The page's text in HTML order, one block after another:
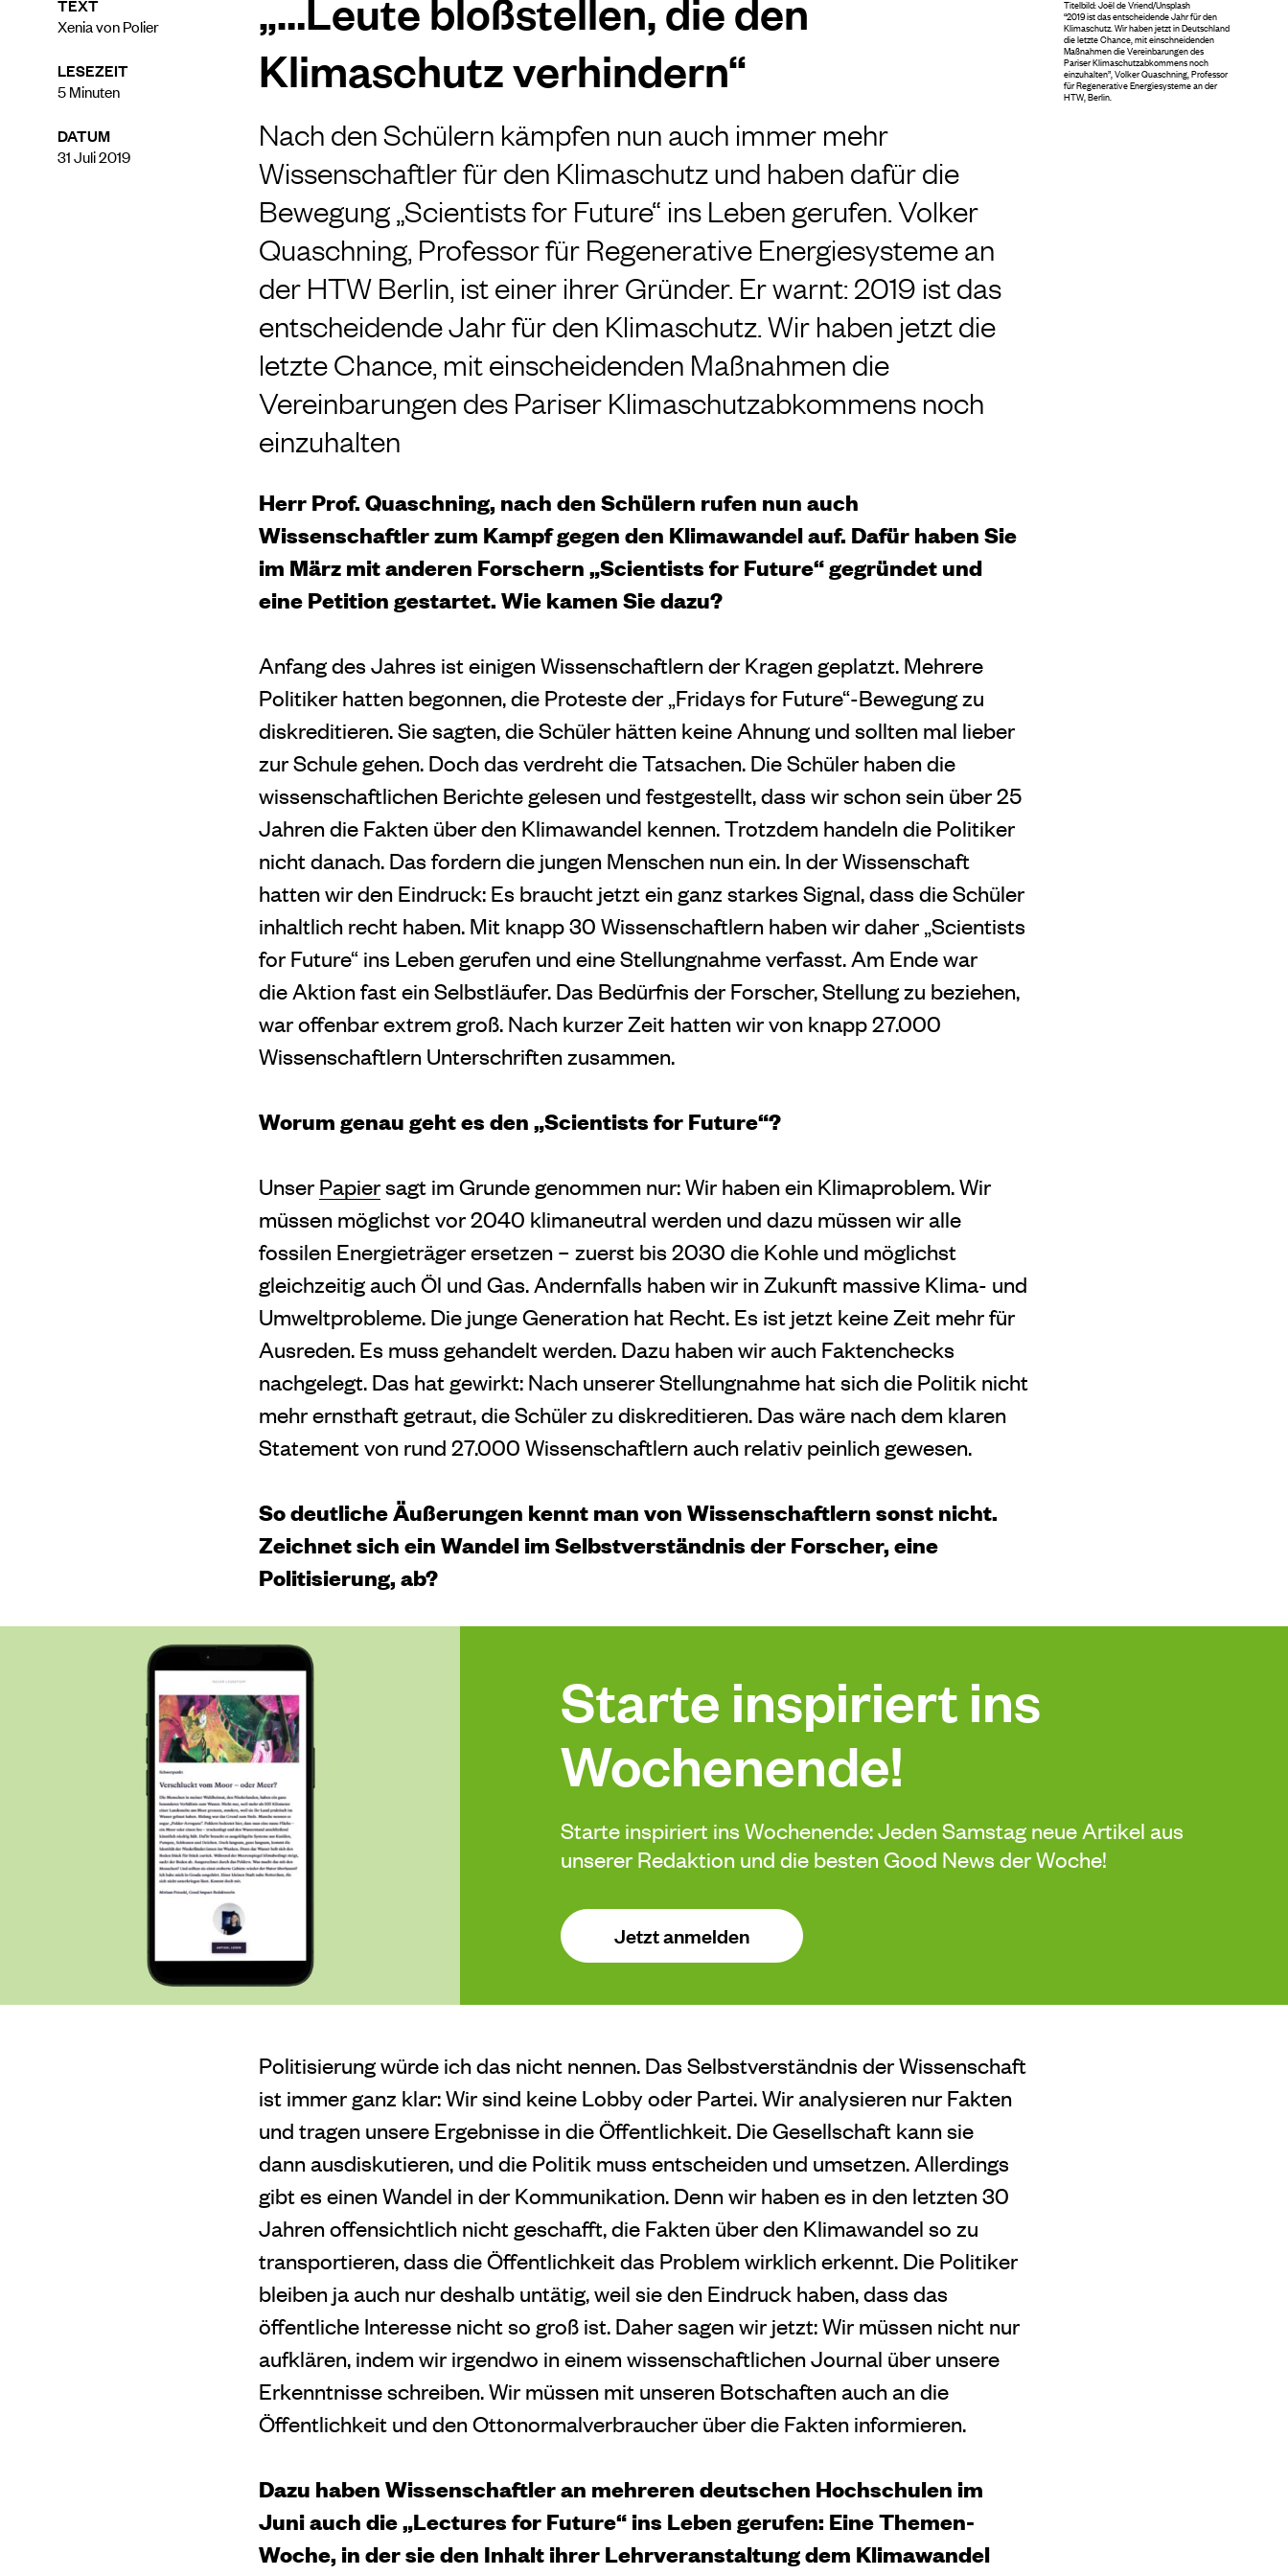
TEXT
Xenia von Polier
LESEZEIT
5Minuten
DATUM
31 Juli 2019
„…Leute bloßstellen, die den
Klimaschutz verhindern“
Nach den Schülern kämpfen nun auch immer mehr
Wissenschaftler für den Klimaschutz und haben dafür die
Bewegung „Scientists for Future“ ins Leben gerufen. Volker
Quaschning, Professor für Regenerative Energiesysteme an
der HTW Berlin, ist einer ihrer Gründer. Er warnt: 2019 ist das
entscheidende Jahr für den Klimaschutz. Wir haben jetzt die
letzte Chance, mit einscheidenden Maßnahmen die
Vereinbarungen des Pariser Klimaschutzabkommens noch
einzuhalten
Herr Prof. Quaschning, nach den Schülern rufen nun auch
Wissenschaftler zum Kampfgegen den Klimawandel auf. Dafür haben Sie
im März mit anderen Forschern„Scientists for Future“ gegründet und
eine Petition gestartet. Wie kamen Sie dazu?
Anfang des Jahres ist einigen Wissenschaftlern der Kragen geplatzt. Mehrere
Politiker hatten begonnen, die Proteste der „Fridays for Future“-Bewegung zu
diskreditieren. Sie sagten, die Schüler hätten keine Ahnung und sollten mal lieber
zur Schule gehen. Doch das verdreht die Tatsachen. Die Schüler haben die
wissenschaftlichen Berichte gelesen und festgestellt, dass wir schon sein über 25
Jahren die Fakten über den Klimawandel kennen. Trotzdem handeln die Politiker
nicht danach. Das fordern die jungen Menschen nun ein. In der Wissenschaft
hatten wir den Eindruck: Es braucht jetzt ein ganz starkes Signal, dass die Schüler
inhaltlich recht haben. Mit knapp 30 Wissenschaftlern haben wir daher „Scientists
for Future“ ins Leben gerufen und eine Stellungnahme verfasst. Am Ende war
die Aktion fast ein Selbstläufer. Das Bedürfnis der Forscher, Stellung zu beziehen,
war offenbar extrem groß. Nach kurzer Zeit hatten wir von knapp 27.000
Wissenschaftlern Unterschriften zusammen.
Worum genau geht es den „Scientists for Future“?
Unser Papiersagt im Grunde genommen nur: Wir haben ein Klimaproblem. Wir
müssen möglichst vor 2040 klimaneutral werden und dazu müssen wir alle
fossilen Energieträger ersetzen – zuerst bis 2030 die Kohle und möglichst
gleichzeitig auch Öl und Gas. Andernfalls haben wir in Zukunft massive Klima- und
Umweltprobleme. Die junge Generation hat Recht. Es ist jetzt keine Zeit mehr für
Ausreden. Es muss gehandelt werden. Dazu haben wir auch Faktenchecks
nachgelegt. Das hat gewirkt: Nach unserer Stellungnahme hat sich die Politik nicht
mehr ernsthaft getraut, die Schüler zu diskreditieren. Das wäre nach dem klaren
Statement von rund 27.000 Wissenschaftlern auch relativ peinlich gewesen.
So deutliche Äußerungen kennt man von Wissenschaftlern sonst nicht.
Zeichnet sich einWandel im Selbstverständnis der Forscher, eine
Politisierung, ab?
Starte inspiriert ins
Wochenende!
Starte inspiriert ins Wochenende: Jeden Samstag neue Artikel aus
unserer Redaktion und die besten Good News der Woche!
Jetzt anmelden
Politisierung würde ich das nicht nennen. Das Selbstverständnis der Wissenschaft
ist immer ganz klar: Wir sind keine Lobby oder Partei. Wir analysieren nur Fakten
und tragen unsere Ergebnisse in die Öffentlichkeit. Die Gesellschaft kann sie
dann ausdiskutieren, und die Politik muss entscheiden und umsetzen. Allerdings
gibt es einen Wandel in der Kommunikation. Denn wir haben es in den letzten 30
Jahren offensichtlich nicht geschafft, die Fakten über den Klimawandel so zu
transportieren, dass die Öffentlichkeit das Problem wirklich erkennt. Die Politiker
bleiben ja auch nur deshalb untätig, weil sie den Eindruck haben, dass das
öffentliche Interesse nicht so groß ist. Daher sagen wir jetzt: Wir müssen nicht nur
aufklären, indem wir irgendwo in einem wissenschaftlichen Journal über unsere
Erkenntnisse schreiben. Wir müssen mit unseren Botschaften auch an die
Öffentlichkeit und den Ottonormalverbraucher über die Fakten informieren.
Dazu haben Wissenschaftler an mehreren deutschen Hochschulen im
Juni auch die „Lectures for Future“ ins Leben gerufen: Eine Themen-
Woche, in der sie den Inhalt ihrer Lehrveranstaltung dem Klimawandel
Titelbild: Joël de Vriend/Unsplash
“2019 ist das entscheidende Jahr für den
Klimaschutz. Wir haben jetzt in Deutschland
die letzte Chance, mit einschneidenden
Maßnahmen die Vereinbarungen des
Pariser Klimaschutzabkommens noch
einzuhalten”, Volker Quaschning, Professor
für Regenerative Energiesysteme an der
HTW, Berlin.